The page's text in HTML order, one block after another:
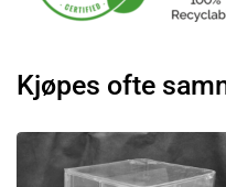
Kjøpes ofte